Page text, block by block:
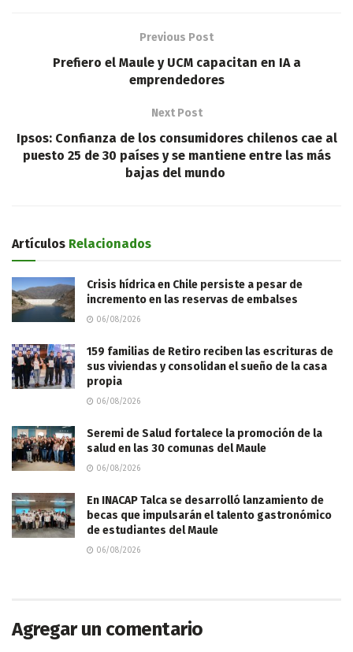
Previous Post
Prefiero el Maule y UCM capacitan en IA a
emprendedores
Next Post
Ipsos: Confianza de los consumidores chilenos cae al
puesto 25 de 30 países y se mantiene entre las más
bajas del mundo
Artículos Relacionados
Crisis hídrica en Chile persiste a pesar de
incremento en las reservas de embalses
06/08/2026
159 familias de Retiro reciben las escrituras de
sus viviendas y consolidan el sueño de la casa
propia
06/08/2026
Seremi de Salud fortalece la promoción de la
salud en las 30 comunas del Maule
06/08/2026
En INACAP Talca se desarrolló lanzamiento de
becas que impulsarán el talento gastronómico
de estudiantes del Maule
06/08/2026
Agregar un comentario